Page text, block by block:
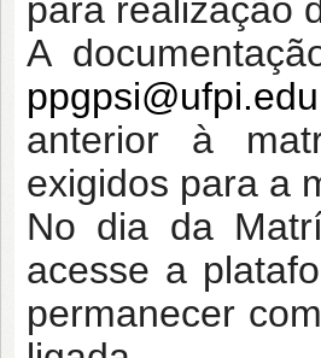
para realização
A
anterior à
exigidos para a
No dia da
acesse a
permanecer